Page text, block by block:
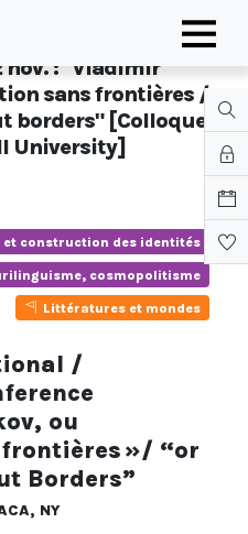
nov. : "Vladimir
sans frontières /
borders" [Colloque
University]
construction des identités
cosmopolitisme
Littératures et mondes
/
ou
»/ “or
Borders”
NY